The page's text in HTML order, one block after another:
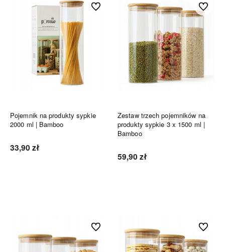
Pojemnik na produkty sypkie
2000 ml | Bamboo
33,90 zł
Do ulubionych
Zestaw trzech pojemników na
produkty sypkie 3 x 1500 ml |
Bamboo
59,90 zł
Do
Do ulubionych Do